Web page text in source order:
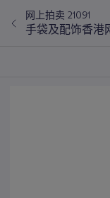
网上拍卖 21091
手袋及配饰香港